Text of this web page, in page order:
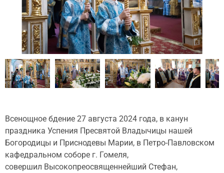
Всенощное бдение 27 августа 2024 года, в канун
праздника Успения Пресвятой Владычицы нашей
Богородицы и Приснодевы Марии, в Петро-Павловском
кафедральном соборе г. Гомеля,
совершил Высокопреосвященнейший Стефан,